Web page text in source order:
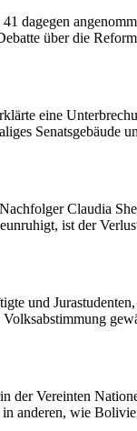
dagegen
über die
eine
Claudia
ist der
und
der Vereinten
anderen, wie